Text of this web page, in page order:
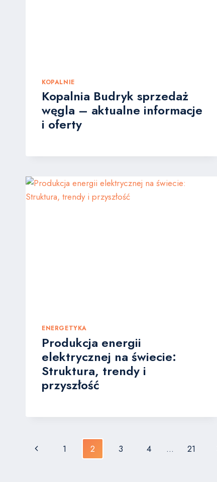
KOPALNIE
Kopalnia Budryk sprzedaż
węgla – aktualne informacje
i oferty
ENERGETYKA
Produkcja energii
elektrycznej na świecie:
Struktura, trendy i
przyszłość
Nawigacja
Poprzednia
1 2 3 4 … 21